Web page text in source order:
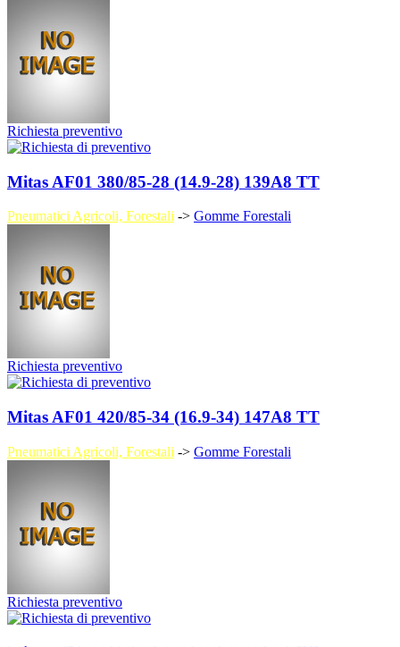
Richiesta preventivo
Mitas AF01 380/85-28 (14.9-28) 139A8 TT
Pneumatici Agricoli, Forestali -> Gomme Forestali
Richiesta preventivo
Mitas AF01 420/85-34 (16.9-34) 147A8 TT
Pneumatici Agricoli, Forestali -> Gomme Forestali
Richiesta preventivo